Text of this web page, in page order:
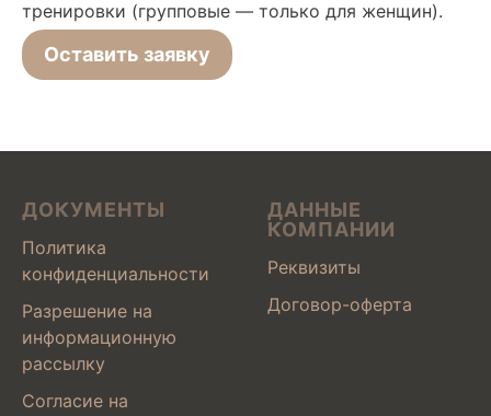
тренировки (групповые — только для женщин).
Оставить заявку
ДОКУМЕНТЫ
Политика
конфиденциальности
Разрешение на
информационную
рассылку
Согласие на
ДАННЫЕ
КОМПАНИИ
Реквизиты
Договор-оферта